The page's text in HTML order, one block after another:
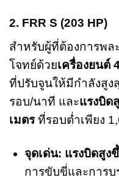
2. FRR S (203 HP)
สำหรับผู้ที่ต้องการพล
โจทย์ด้วยเครื่องยนต์
ที่ปรับจูนให้มีกำลังสูง
รอบ/นาที และแรงบิด
เมตรที่รอบต่ำเพียง
จุดเด่น: แรงบิดสูง
การขับขี่และการบ